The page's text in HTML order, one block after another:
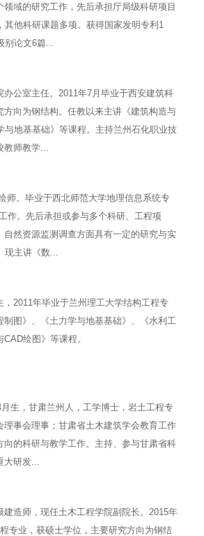
域的研究工作，先后承担厅局级科研项目
他科研课题多项。获得国家发明专利1
别论文6篇...
公室主任。2011年7月毕业于西安建筑科
向为钢结构。任教以来主讲《建筑构造与
地基基础》等课程。主持兰州石化职业技
教师教学...
师。毕业于西北师范大学地理信息系统专
作。先后承担或参与多个科研、工程项
然资源监测调查方面具有一定的研究与实
现主讲《数...
2011年毕业于兰州理工大学结构工程专
图》、《土力学与地基基础》、《水利工
绘图》等课程。
，甘肃兰州人，工学博士，岩土工程专
事会理事；甘肃省土木建筑学会教育工作
的科研与教学工作。主持、参与甘肃省科
大研发...
造师，现任土木工程学院副院长。2015年
专业，获硕士学位，主要研究方向为钢结